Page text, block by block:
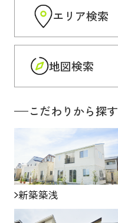
エリア検索
地図検索
こだわりから探す
新築築浅